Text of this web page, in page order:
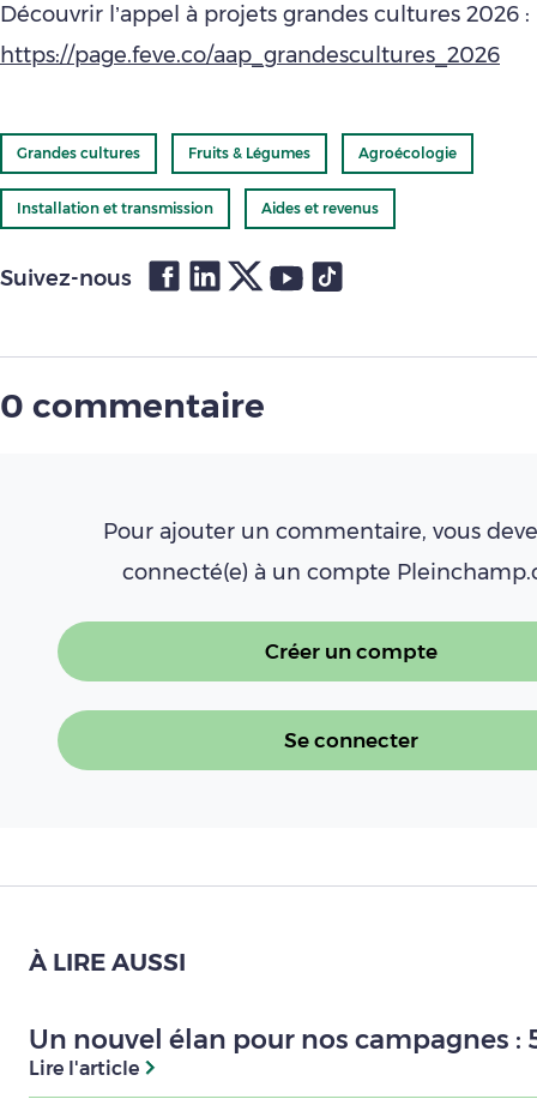
Découvrir l’appel à projets grandes cultures 2026 :
https://page.feve.co/aap_grandescultures_2026
Grandes cultures Fruits & Légumes Agroécologie
Installation et transmission Aides et revenus
Suivez-nous
0 commentaire
Pour ajouter un commentaire, vous
connecté(e) à un compte
Créer un compte
Se connecter
À LIRE AUSSI
Un nouvel élan pour nos campagnes
Lire l'article